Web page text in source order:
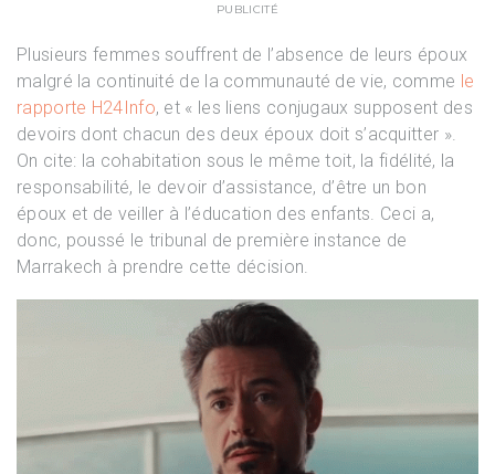
PUBLICITÉ
Plusieurs femmes souffrent de l’absence de leurs époux
malgré la continuité de la communauté de vie, comme le
rapporte H24Info, et « les liens conjugaux supposent des
devoirs dont chacun des deux époux doit s’acquitter ».
On cite: la cohabitation sous le même toit, la fidélité, la
responsabilité, le devoir d’assistance, d’être un bon
époux et de veiller à l’éducation des enfants. Ceci a,
donc, poussé le tribunal de première instance de
Marrakech à prendre cette décision.